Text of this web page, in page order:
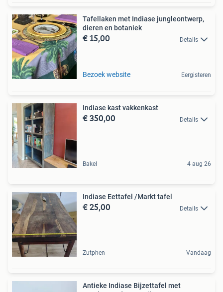
Tafellaken met Indiase jungleontwerp,
dieren en botaniek
€ 15,00 Details
Bezoek website Eergisteren
Indiase kast vakkenkast
€ 350,00 Details
Bakel 4 aug 26
Indiase Eettafel /Markt tafel
€ 25,00 Details
Zutphen Vandaag
Antieke Indiase Bijzettafel met